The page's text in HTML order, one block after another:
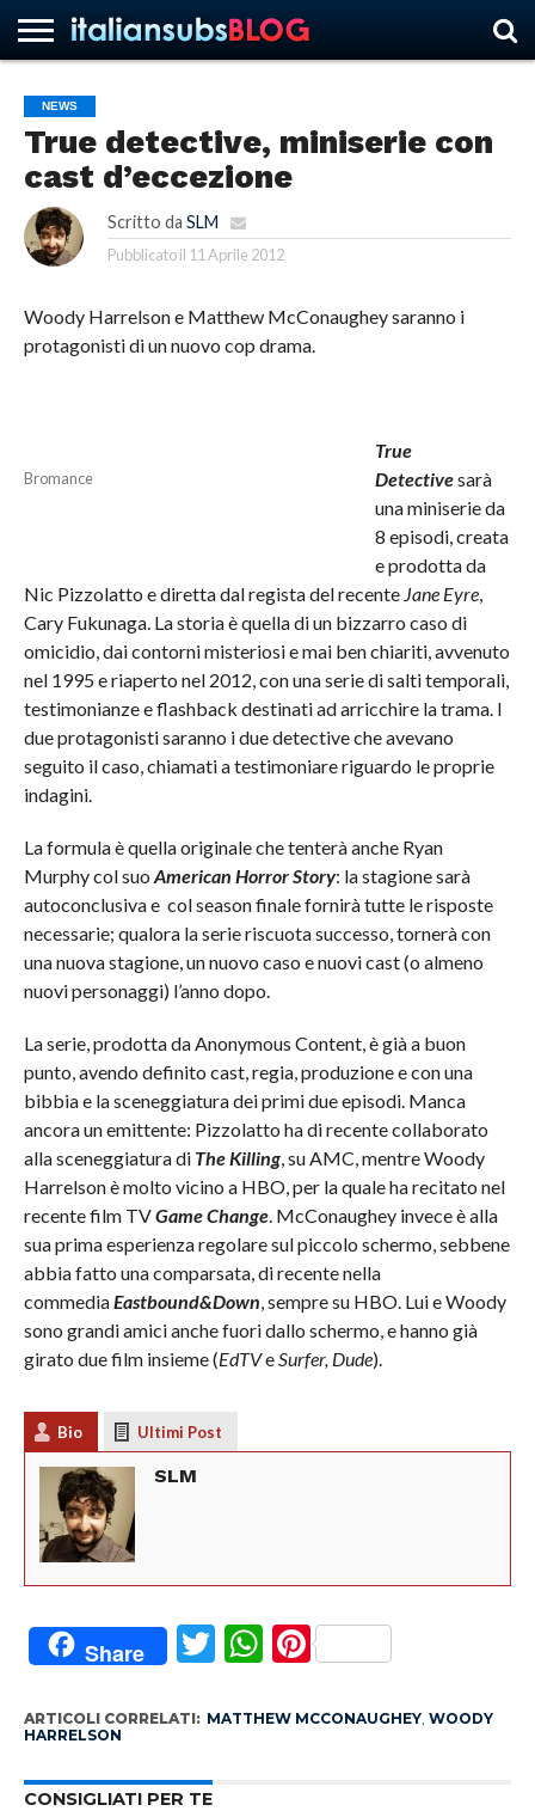
HOME
NEWS
ASCOLTI
RECENSIONI
INTERVISTE
CURIOSITÀ
CHI
SIAMO
CONTATTACI
FORUM
ITALIANSUBS
NEWS
True detective, miniserie con
cast d’eccezione
Scritto da SLM
Pubblicato il 11 Aprile 2012
Woody Harrelson e Matthew McConaughey saranno i
protagonisti di un nuovo cop drama.
Bromance
True
Detectivesarà
una miniserie da
8 episodi, creata
e prodotta da
Nic Pizzolatto e diretta dal regista del recente Jane Eyre,
Cary Fukunaga. La storia è quella di un bizzarro caso di
omicidio, dai contorni misteriosi e mai ben chiariti, avvenuto
nel 1995 e riaperto nel 2012, con una serie di salti temporali,
testimonianze e flashback destinati ad arricchire la trama. I
due protagonisti saranno i due detective che avevano
seguito il caso, chiamati a testimoniare riguardo le proprie
indagini.
La formula è quella originale che tenterà anche Ryan
Murphy col suo American Horror Story: la stagione sarà
autoconclusiva e col season finale fornirà tutte le risposte
necessarie; qualora la serie riscuota successo, tornerà con
una nuova stagione, un nuovo caso e nuovi cast (o almeno
nuovi personaggi) l’anno dopo.
La serie, prodotta da Anonymous Content, è già a buon
punto, avendo definito cast, regia, produzione e con una
bibbia e la sceneggiatura dei primi due episodi. Manca
ancora un emittente: Pizzolatto ha di recente collaborato
alla sceneggiatura di The Killing, su AMC, mentre Woody
Harrelson è molto vicino a HBO, per la quale ha recitato nel
recente film TVGame Change. McConaughey invece è alla
sua prima esperienza regolare sul piccolo schermo, sebbene
abbia fatto una comparsata, di recente nella
commediaEastbound&Down, sempre su HBO. Lui e Woody
sono grandi amici anche fuori dallo schermo, e hanno già
girato due film insieme (EdTVeSurfer, Dude).
Bio Ultimi Post
SLM
Share Twitter
WhatsApp
Pinterest
ARTICOLI CORRELATI: MATTHEW MCCONAUGHEY, WOODY
HARRELSON
CONSIGLIATI PER TE